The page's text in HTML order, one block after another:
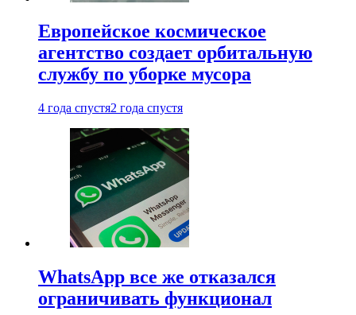
Европейское космическое
агентство создает орбитальную
службу по уборке мусора
4 года спустя2 года спустя
WhatsApp все же отказался
ограничивать функционал